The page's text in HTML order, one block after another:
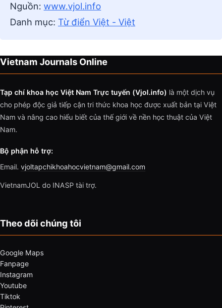
Nguồn: www.vjol.info
Danh mục: Từ điển Việt - Việt
Vietnam Journals Online
Tạp chí khoa học Việt Nam Trực tuyến (Vjol.info) là một dịch vụ
cho phép độc giả tiếp cận tri thức khoa học được xuất bản tại Việt
Nam và nâng cao hiểu biết của thế giới về nền học thuật của Việt
Nam.
Bộ phận hỗ trợ:
Email. vjoltapchikhoahocvietnam@gmail.com
VietnamJOL do INASP tài trợ.
Theo dõi chúng tôi
Google Maps
Fanpage
Instagram
Youtube
Tiktok